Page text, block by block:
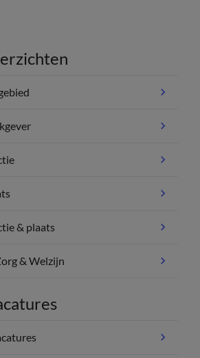
& plaats
& Welzijn